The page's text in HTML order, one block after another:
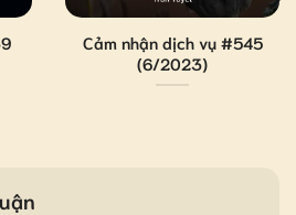
Cảm nhận dịch vụ #545
(6/2023)